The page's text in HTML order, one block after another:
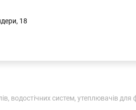
18
водостічних систем, утеплювачів